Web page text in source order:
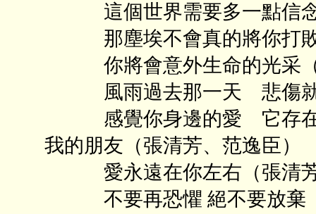
這個世界需要多一點信念
那塵埃不會真的將你打敗
你將會意外生命的光采（
風雨過去那一天 悲傷就
感覺你身邊的愛 它存
我的朋友（張清芳、范逸臣）
愛永遠在你左右（張清芳
不要再恐懼 絕不要放棄